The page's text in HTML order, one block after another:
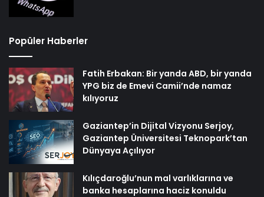
Popüler Haberler
Fatih Erbakan: Bir yanda ABD, bir yanda
YPG biz de Emevi Camii’nde namaz
kılıyoruz
Gaziantep’in Dijital Vizyonu Serjoy,
Gaziantep Üniversitesi Teknopark’tan
Dünyaya Açılıyor
Kılıçdaroğlu’nun mal varlıklarına ve
banka hesaplarına haciz konuldu